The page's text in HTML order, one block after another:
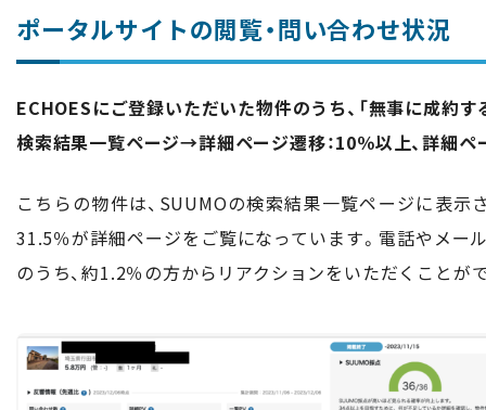
ポータルサイトの閲覧・問い合わせ状況
ECHOESにご登録いただいた物件のうち、「無事に成約
検索結果一覧ページ→詳細ページ遷移：10％以上、詳細
こちらの物件は、SUUMOの検索結果一覧ページに表
31.5％が詳細ページをご覧になっています。電話やメー
のうち、約1.2％の方からリアクションをいただくことが